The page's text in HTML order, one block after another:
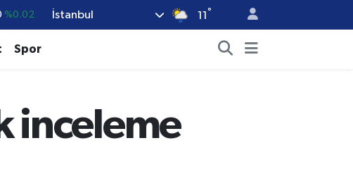
%0.02
%0
%-1.82
İstanbul 11 °
Spor
inceleme